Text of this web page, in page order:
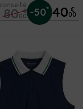
80 €
00 -50% 40 €
00